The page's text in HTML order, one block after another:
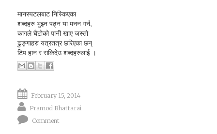
मानस्पटलबाट निस्किएका
शब्दहरु भुझ्न पढ्न या मनन गर्न,
कागले घैटोको पानी खाए जस्तो
ढुङ्गाहरु यत्रतत्र छरिएका छन्
टिप हान र सकिदेउ शब्दहरुलाई ।
February 15, 2014
Pramod Bhattarai
Comment